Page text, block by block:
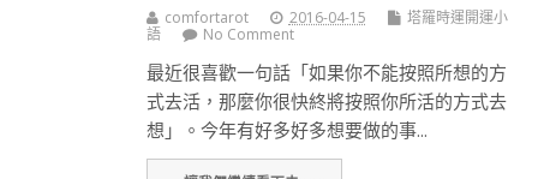
comfortarot 2016-04-15
塔羅時運開運小
語
No Comment
最近很喜歡一句話「如果你不能按照所想的方
式去活，那麼你很快終將按照你所活的方式去
想」。今年有好多好多想要做的事...